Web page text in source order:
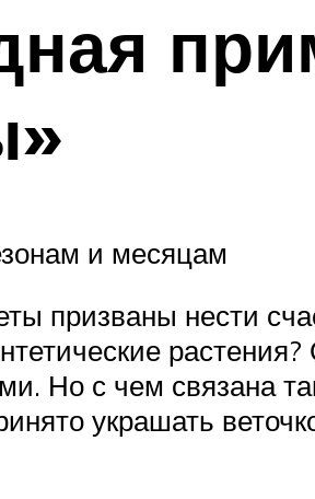
и месяцам
призваны нести
Но с чем связана
украшать